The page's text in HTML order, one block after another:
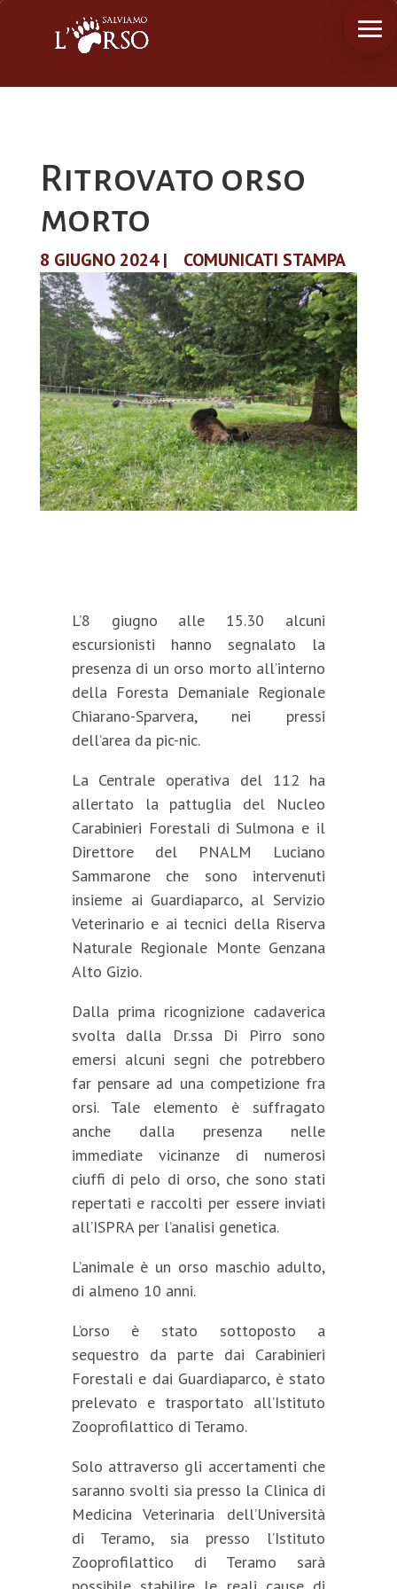
Ritrovato orso
morto
8 GIUGNO 2024| COMUNICATI STAMPA
L’8 giugno alle 15.30 alcuni
escursionisti hanno segnalato la
presenza di un orso morto all’interno
della Foresta Demaniale Regionale
Chiarano-Sparvera, nei pressi
dell’area da pic-nic.
La Centrale operativa del 112 ha
allertato la pattuglia del Nucleo
Carabinieri Forestali di Sulmona e il
Direttore del PNALM Luciano
Sammarone che sono intervenuti
insieme ai Guardiaparco, al Servizio
Veterinario e ai tecnici della Riserva
Naturale Regionale Monte Genzana
Alto Gizio.
Dalla prima ricognizione cadaverica
svolta dalla Dr.ssa Di Pirro sono
emersi alcuni segni che potrebbero
far pensare ad una competizione fra
orsi. Tale elemento è suffragato
anche dalla presenza nelle
immediate vicinanze di numerosi
ciuffi di pelo di orso, che sono stati
repertati e raccolti per essere inviati
all’ISPRA per l’analisi genetica.
L’animale è un orso maschio adulto,
di almeno 10 anni.
L’orso è stato sottoposto a
sequestro da parte dai Carabinieri
Forestali e dai Guardiaparco, è stato
prelevato e trasportato all’Istituto
Zooprofilattico di Teramo.
Solo attraverso gli accertamenti che
saranno svolti sia presso la Clinica di
Medicina Veterinaria dell’Università
di Teramo, sia presso l’Istituto
Zooprofilattico di Teramo sarà